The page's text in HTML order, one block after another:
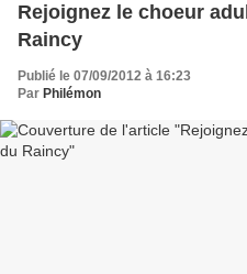
Rejoignez le choeur
Raincy
Publié le 07/09/2012 à 16:23
Par Philémon